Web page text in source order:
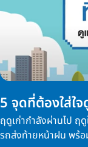
5 จุดที่ต้องใส่ใ
ฤดูเก่ากำลังผ่านไป ฤ
รถส่งท้ายหน้าฝน พร้อ